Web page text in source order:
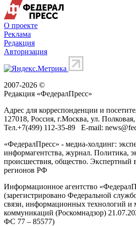
О проекте
Реклама
Редакция
Авторизация
2007-2026 ©
Редакция «ФедералПресс»
Адрес для корреспонденции и
127018, Россия, г.Москва, ул.
Тел.+7(499) 112-35-89 E-mail:
«ФедералПресс» - медиа-холдинг:
информагентства, журнал. Политика,
происшествия, общество. Экспертный
регионов РФ
Информационное агентство
(зарегистрировано Федеральной
связи, информационных технологий и
коммуникаций (Роскомнадзор)
ФС 77 – 85577)